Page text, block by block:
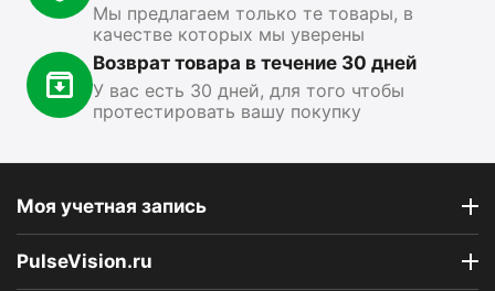
Мы предлагаем только те товары, в
качестве которых мы уверены
Возврат товара в течение 30 дней
У вас есть 30 дней, для того чтобы
протестировать вашу покупку
Моя учетная запись
PulseVision.ru